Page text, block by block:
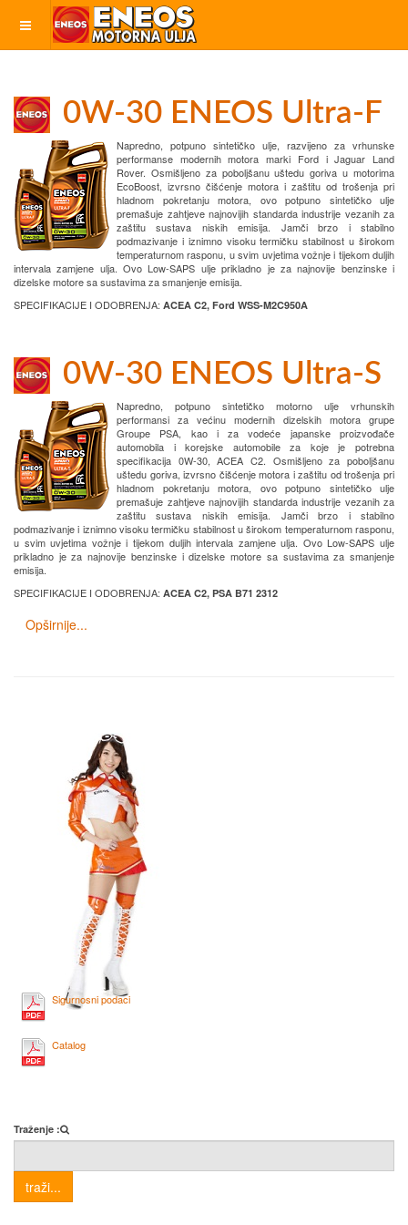
0W-30 ENEOS Ultra-F
Napredno, potpuno sintetičko ulje, razvijeno za vrhunske
performanse modernih motora marki Ford i Jaguar Land
Rover. Osmišljeno za poboljšanu uštedu goriva u motorima
EcoBoost, izvrsno čišćenje motora i zaštitu od trošenja pri
hladnom pokretanju motora, ovo potpuno sintetičko ulje
premašuje zahtjeve najnovijih standarda industrije vezanih za
zaštitu sustava niskih emisija. Jamči brzo i stabilno
podmazivanje i iznimno visoku termičku stabilnost u širokom
temperaturnom rasponu, u svim uvjetima vožnje i tijekom duljih
intervala zamjene ulja. Ovo Low-SAPS ulje prikladno je za najnovije benzinske i
dizelske motore sa sustavima za smanjenje emisija.
SPECIFIKACIJE I ODOBRENJA: ACEA C2, Ford WSS-M2C950A
0W-30 ENEOS Ultra-S
Napredno, potpuno sintetičko motorno ulje vrhunskih
performansi za većinu modernih dizelskih motora grupe
Groupe PSA, kao i za vodeće japanske proizvođače
automobila i korejske automobile za koje je potrebna
specifikacija 0W-30, ACEA C2. Osmišljeno za poboljšanu
uštedu goriva, izvrsno čišćenje motora i zaštitu od trošenja pri
hladnom pokretanju motora, ovo potpuno sintetičko ulje
premašuje zahtjeve najnovijih standarda industrije vezanih za
zaštitu sustava niskih emisija. Jamči brzo i stabilno
podmazivanje i iznimno visoku termičku stabilnost u širokom temperaturnom rasponu,
u svim uvjetima vožnje i tijekom duljih intervala zamjene ulja. Ovo Low-SAPS ulje
prikladno je za najnovije benzinske i dizelske motore sa sustavima za smanjenje
emisija.
SPECIFIKACIJE I ODOBRENJA: ACEA C2, PSA B71 2312
Opširnije...
Sigurnosni podaci
Catalog
Traženje :
traži...